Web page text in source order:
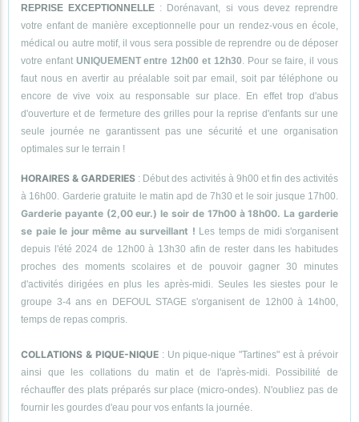
REPRISE EXCEPTIONNELLE : Dorénavant, si vous devez reprendre
votre enfant de manière exceptionnelle pour un rendez-vous en école,
médical ou autre motif, il vous sera possible de reprendre ou de déposer
votre enfant UNIQUEMENT entre 12h00 et 12h30. Pour se faire, il vous
faut nous en avertir au préalable soit par email, soit par téléphone ou
encore de vive voix au responsable sur place. En effet trop d'abus
d'ouverture et de fermeture des grilles pour la reprise d'enfants sur une
seule journée ne garantissent pas une sécurité et une organisation
optimales sur le terrain !
HORAIRES & GARDERIES : Début des activités à 9h00 et fin des activités
à 16h00. Garderie gratuite le matin apd de 7h30 et le soir jusque 17h00.
Garderie payante (2,00 eur.) le soir de 17h00 à 18h00. La garderie
se paie le jour même au surveillant ! Les temps de midi s'organisent
depuis l'été 2024 de 12h00 à 13h30 afin de rester dans les habitudes
proches des moments scolaires et de pouvoir gagner 30 minutes
d'activités dirigées en plus les après-midi. Seules les siestes pour le
groupe 3-4 ans en DEFOUL STAGE s'organisent de 12h00 à 14h00,
temps de repas compris.
COLLATIONS & PIQUE-NIQUE: Un pique-nique "Tartines" est à prévoir
ainsi que les collations du matin et de l'après-midi. Possibilité de
réchauffer des plats préparés sur place (micro-ondes). N'oubliez pas de
fournir les gourdes d'eau pour vos enfants la journée.